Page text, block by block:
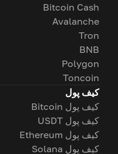
Bitcoin Cash
Avalanche
Tron
BNB
Polygon
Toncoin
کیف پول
کیف پول Bitcoin
کیف پول USDT
کیف پول Ethereum
کیف پول Solana